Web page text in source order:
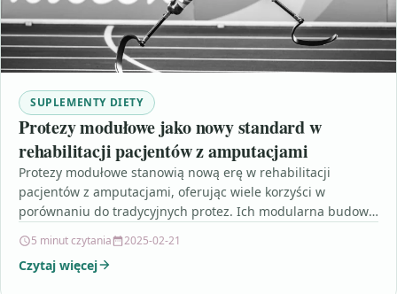
SUPLEMENTY DIETY
Protezy modułowe jako nowy standard w
rehabilitacji pacjentów z amputacjami
Protezy modułowe stanowią nową erę w rehabilitacji
pacjentów z amputacjami, oferując wiele korzyści w
porównaniu do tradycyjnych protez. Ich modularna budowa
5 minut czytania 2025-02-21
Czytaj więcej